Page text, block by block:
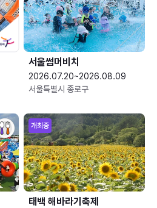
서울썸머비치
2026.07.20~2026.08.09
서울특별시 종로구
개최중
태백 해바라기축제